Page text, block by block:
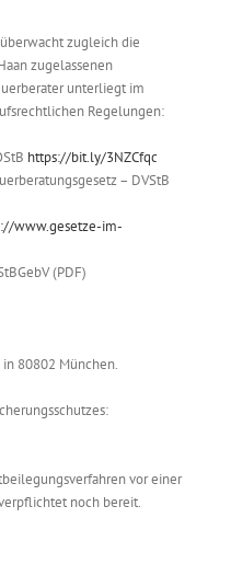
zugleich die
zugelassenen
unterliegt im
Regelungen:
https://bit.ly/3NZCfqc
– DVStB
www.gesetze-im-
(PDF)
in 80802 München.
vor einer
noch bereit.